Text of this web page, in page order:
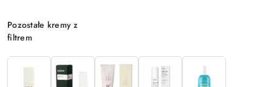
Wariant
Pozostałe kremy z
filtrem